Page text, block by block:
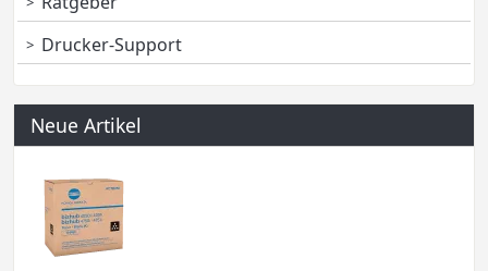
Drucker-Support
Neue Artikel